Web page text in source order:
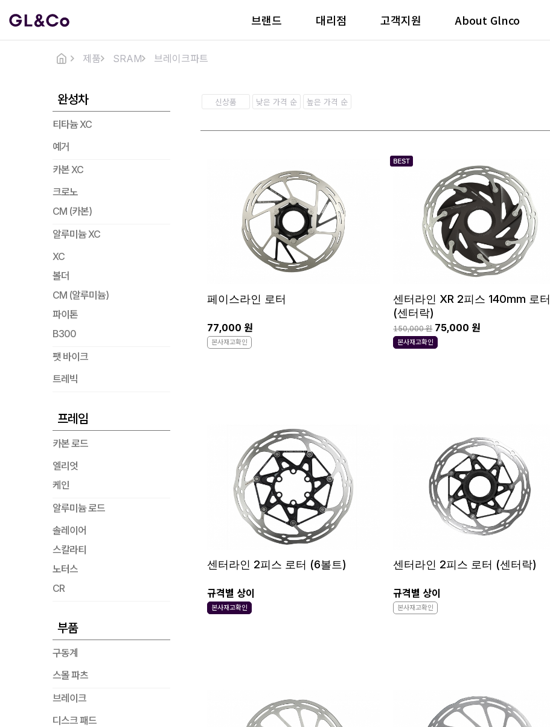
브랜드 대리점 고객지원 About Glnco
제품 SRAM 브레이크파트
완성차
티타늄 XC
예거
카본 XC
크로노
CM (카본)
알루미늄 XC
XC
볼더
CM (알루미늄)
파이톤
B300
팻 바이크
트레빅
프레임
카본 로드
엘리엇
케인
알루미늄 로드
솔레이어
스칼라티
노터스
CR
부품
구동계
스몰 파츠
브레이크
디스크 패드
신상품 낮은 가격 순 높은 가격 순
페이스라인 로터
77,000 원
본사재고확인
센터라인 XR 2피스 140mm 로터
(센터락)
150,000 원75,000 원
본사재고확인
센터라인 2피스 로터 (6볼트)
규격별 상이
본사재고확인
센터라인 2피스 로터 (센터락)
규격별 상이
본사재고확인